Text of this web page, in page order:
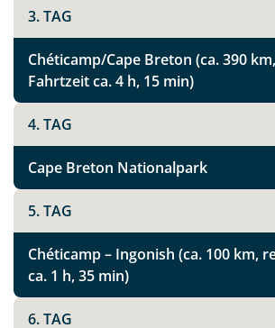
3. TAG
Chéticamp/Cape Breton (ca. 390
Fahrtzeit ca. 4 h, 15 min)
4. TAG
Cape Breton Nationalpark
5. TAG
Chéticamp – Ingonish (ca. 100 km,
ca. 1 h, 35 min)
6. TAG